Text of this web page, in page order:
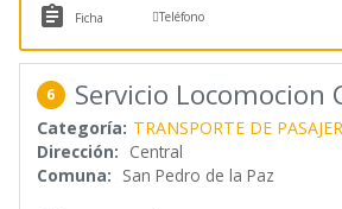
 Ficha Teléfono
6 Servicio Locomocion
Categoría: TRANSPORTE DE
Dirección: Central
Comuna: San Pedro de la Paz